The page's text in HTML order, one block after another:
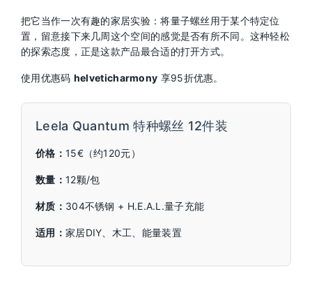
把它当作一次有趣的家居实验：将量子螺丝用于某个特定位
置，留意接下来几周这个空间的感觉是否有所不同。这种轻松
的探索态度，正是这款产品最合适的打开方式。
使用优惠码 helveticharmony 享95折优惠。
Leela Quantum 特种螺丝 12件装
价格： 15€（约120元）
数量： 12颗/包
材质： 304不锈钢 + H.E.A.L.量子充能
适用： 家居DIY、木工、能量装置